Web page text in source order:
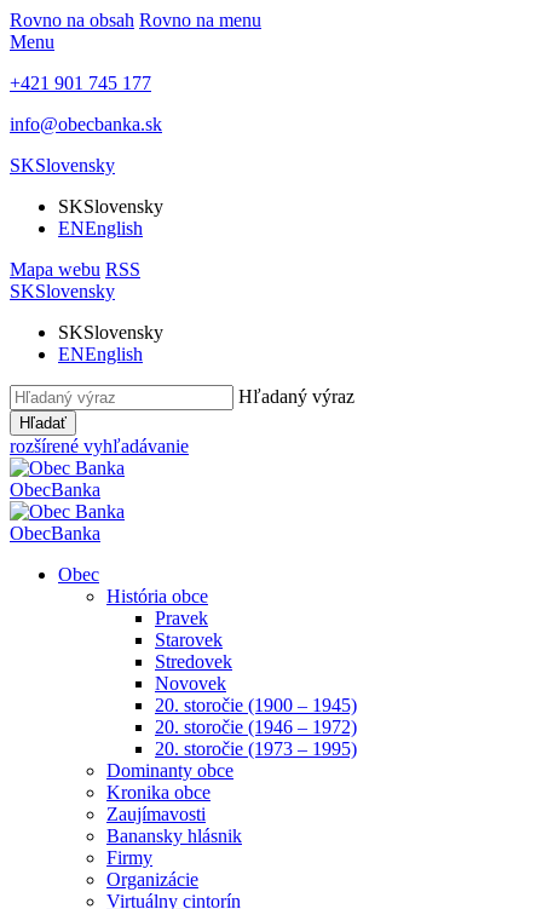
Rovno na obsah Rovno na menu
Menu
+421 901 745 177
info@obecbanka.sk
SKSlovensky
SKSlovensky
ENEnglish
Mapa webu RSS
SKSlovensky
SKSlovensky
ENEnglish
Hľadaný výraz
Hľadať
rozšírené vyhľadávanie
ObecBanka
ObecBanka
Obec
História obce
Pravek
Starovek
Stredovek
Novovek
20. storočie (1900 – 1945)
20. storočie (1946 – 1972)
20. storočie (1973 – 1995)
Dominanty obce
Kronika obce
Zaujímavosti
Banansky hlásnik
Firmy
Organizácie
Virtuálny cintorín